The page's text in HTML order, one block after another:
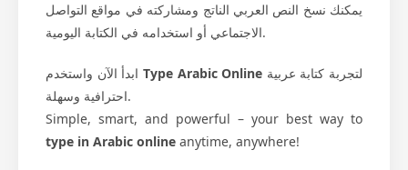
يمكنك نسخ النص العربي الناتج ومشاركته في مواقع التواصل
الاجتماعي أو استخدامه في الكتابة اليومية.
Type Arabic Online
احترافية وسهلة.
Simple, smart, and powerful – your best way to
type in Arabic online anytime, anywhere!